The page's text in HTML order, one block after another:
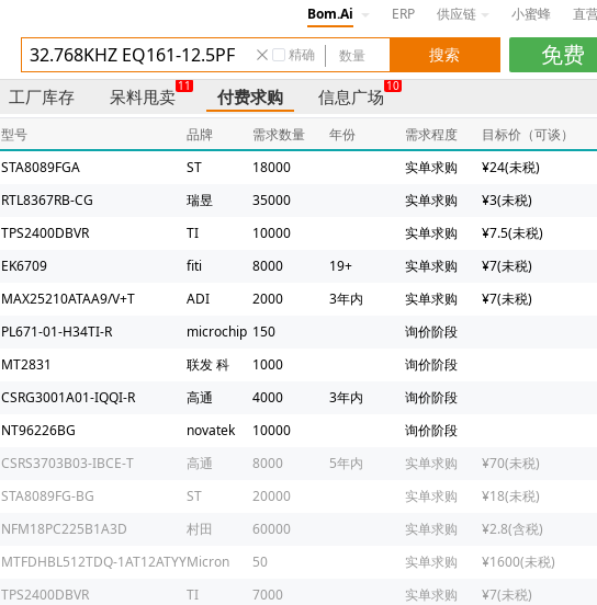
Bom.Ai ERP 供应链 小蜜蜂 直
精确
工厂库存 呆料甩卖
11
付费求购 信息广场
10
型号 品牌 需求数量 年份 需求程度 目标价（可谈）
STA8089FGA ST 18000 实单求购 ¥24(未税)
RTL8367RB-CG 瑞昱 35000 实单求购 ¥3(未税)
TPS2400DBVR TI 10000 实单求购 ¥7.5(未税)
EK6709 fiti 8000 19+ 实单求购 ¥7(未税)
MAX25210ATAA9/V+T ADI 2000 3年内 实单求购 ¥7(未税)
PL671-01-H34TI-R microchip 150 询价阶段
MT2831 联发 科 1000 询价阶段
CSRG3001A01-IQQI-R 高通 4000 3年内 询价阶段
NT96226BG novatek 10000 询价阶段
CSRS3703B03-IBCE-T 高通 8000 5年内 实单求购 ¥70(未税)
STA8089FG-BG ST 20000 实单求购 ¥18(未税)
NFM18PC225B1A3D 村田 60000 实单求购 ¥2.8(含税)
MTFDHBL512TDQ-1AT12ATYYMicron 50 实单求购 ¥1600(未税)
TPS2400DBVR TI 7000 实单求购 ¥7(未税)